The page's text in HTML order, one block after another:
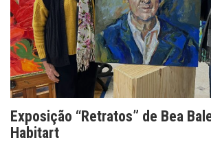
Exposição “Retratos” de Bea
Habitart